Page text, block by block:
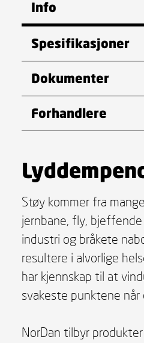
Info
Spesifikasjoner
Dokumenter
Forhandlere
Støy kommer fra
jernbane, fly, bjeffende
industri og bråkete
resultere i alvorlige
har kjennskap til at
svakeste punktene
NorDan tilbyr